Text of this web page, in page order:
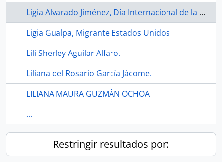
Ligia Alvarado Jiménez, Día Internacional de la Mujer.
Ligia Gualpa, Migrante Estados Unidos
Lili Sherley Aguilar Alfaro.
Liliana del Rosario García Jácome.
LILIANA MAURA GUZMÁN OCHOA
...
Restringir resultados por: